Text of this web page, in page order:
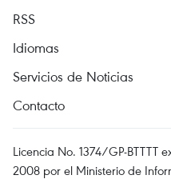
RSS
Idiomas
Servicios de Noticias
Contacto
Licencia No. 1374/GP-BTTTT
2008 por el Ministerio de